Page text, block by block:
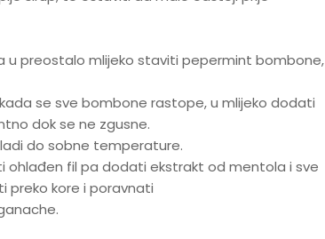
u preostalo mlijeko staviti pepermint bombone,
se sve bombone rastope, u mlijeko dodati
dok se ne zgusne.
do sobne temperature.
ohlađen fil pa dodati ekstrakt od mentola i sve
preko kore i poravnati